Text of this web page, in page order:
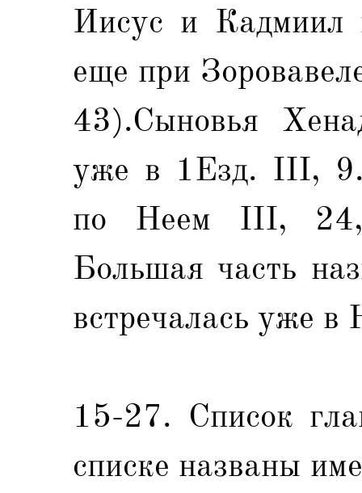
Иисус и Кадмиил
еще при
43).Сыновья
уже в 1Езд. III,
по Неем III, 24,
Большая часть
встречалась уже
15-27. Список
списке названы